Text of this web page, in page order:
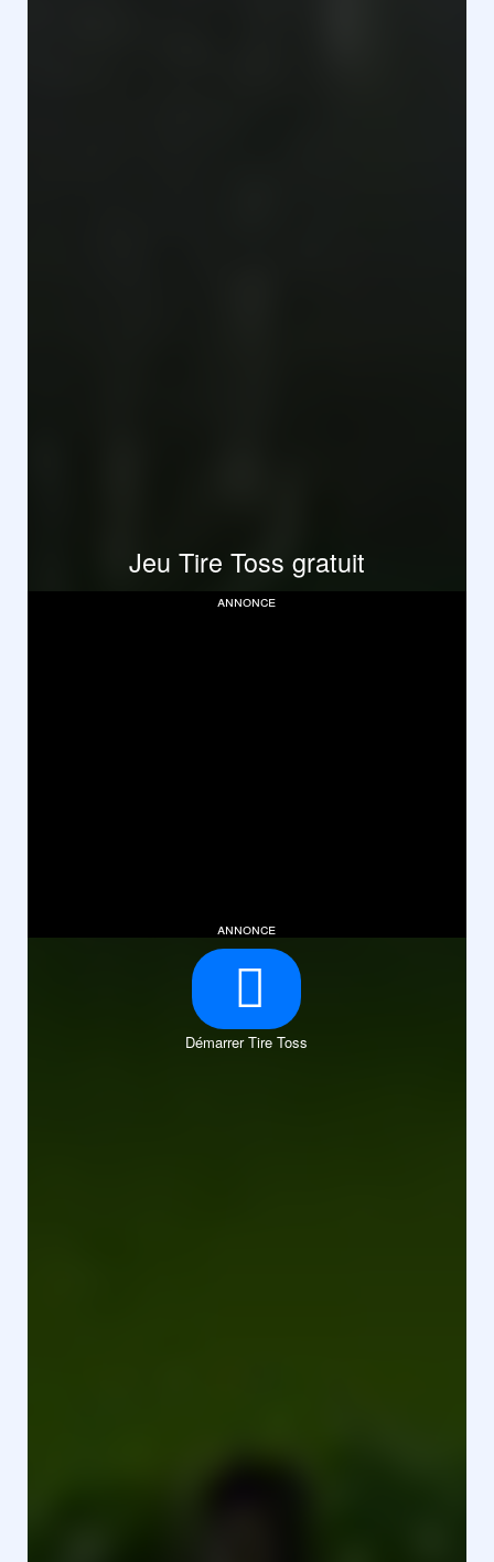
Jeu Tire Toss gratuit
annonce
annonce
Démarrer Tire Toss